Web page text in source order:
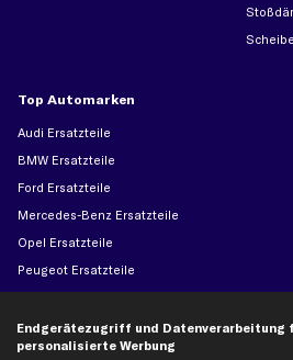
Top Automarken
Audi Ersatzteile
BMW Ersatzteile
Ford Ersatzteile
Mercedes-Benz Ersatzteile
Opel Ersatzteile
Peugeot Ersatzteile
Seat Ersatzteile
Skoda Ersatzteile
Endgerätezugriff und Datenverarbeitung
personalisierte Werbung